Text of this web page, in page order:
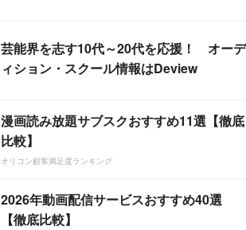
芸能界を志す10代～20代を応援！ オーデ
ィション・スクール情報はDeview
漫画読み放題サブスクおすすめ11選【徹底
比較】
オリコン顧客満足度ランキング
2026年動画配信サービスおすすめ40選
【徹底比較】